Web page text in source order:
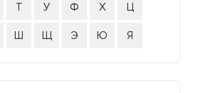
Т У Ф Х Ц
Ш Щ Э Ю Я